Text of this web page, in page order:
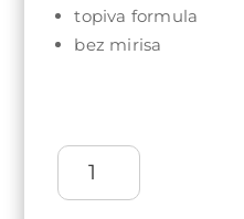
topiva formula
bez mirisa
Arty
Nails
trajni